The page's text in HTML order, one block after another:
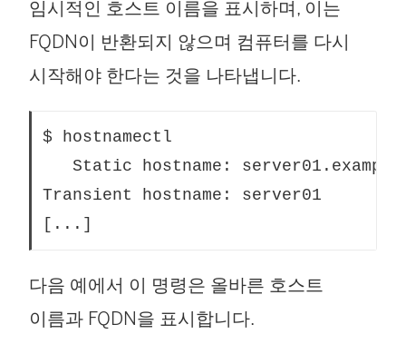
임시적인 호스트 이름을 표시하며, 이는
FQDN이 반환되지 않으며 컴퓨터를 다시
시작해야 한다는 것을 나타냅니다.
$ hostnamectl
Static hostname:
Transient hostname: server01
다음 예에서 이 명령은 올바른 호스트
이름과 FQDN을 표시합니다.